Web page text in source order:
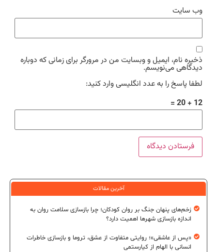
وب‌ سایت
ذخیره نام، ایمیل و وبسایت من در مرورگر برای زمانی که دوباره
دیدگاهی می‌نویسم.
لطفا پاسخ را به عدد انگلیسی وارد کنید:
12 + 20 =
آخرین مقالات
زخم‌های پنهان جنگ بر روان کودکان؛ چرا بازسازی سلامت روان به
اندازه بازسازی شهرها اهمیت دارد؟
«پس از عاشقی»؛ روایتی متفاوت از عشق، تروما و بازسازی خاطرات
انسانی با الهام از کیارستمی